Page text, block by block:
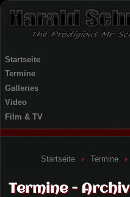
Startseite
Termine
Galleries
Video
Film & TV
Startseite Termine
Termine - Archiv